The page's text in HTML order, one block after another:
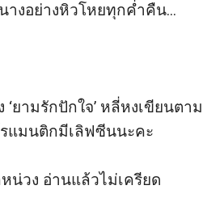
งอย่างหิวโหยทุกค่ำคืน...
‘ยามรักปักใจ’ หลี่หงเขียนตาม
แมนติกมีเลิฟซีนนะคะ
น่วง อ่านแล้วไม่เครียด